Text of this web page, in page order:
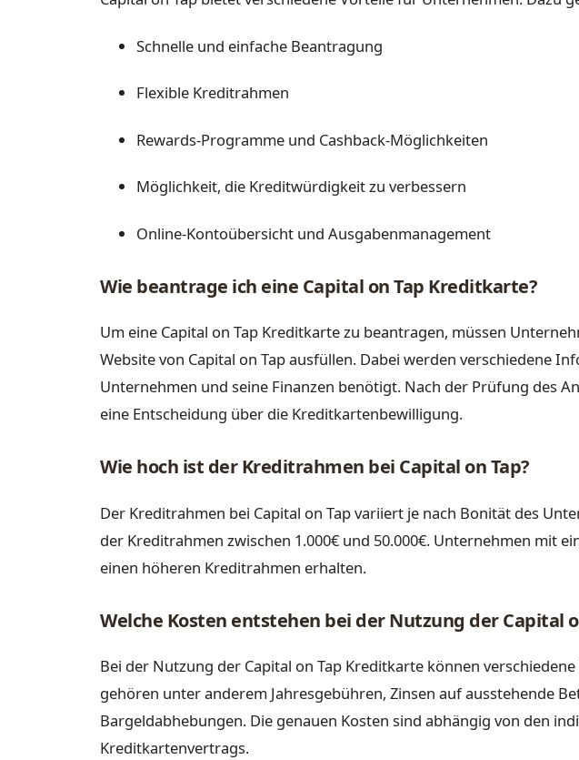
Schnelle und einfache Beantragung
Flexible Kreditrahmen
Rewards-Programme und Cashback-Möglichkeiten
Möglichkeit, die Kreditwürdigkeit zu verbessern
Online-Kontoübersicht und Ausgabenmanagement
Wie beantrage ich eine Capital on Tap Kreditkarte?
Um eine Capital on Tap Kreditkarte zu beantragen, müssen
Website von Capital on Tap ausfüllen. Dabei werden verschiedene
Unternehmen und seine Finanzen benötigt. Nach der Prüfung des
eine Entscheidung über die Kreditkartenbewilligung.
Wie hoch ist der Kreditrahmen bei Capital on Tap?
Der Kreditrahmen bei Capital on Tap variiert je nach Bonität des
der Kreditrahmen zwischen 1.000€ und 50.000€. Unternehmen mit
einen höheren Kreditrahmen erhalten.
Welche Kosten entstehen bei der Nutzung der Capital
Bei der Nutzung der Capital on Tap Kreditkarte können
gehören unter anderem Jahresgebühren, Zinsen auf ausstehende
Bargeldabhebungen. Die genauen Kosten sind abhängig von den
Kreditkartenvertrags.